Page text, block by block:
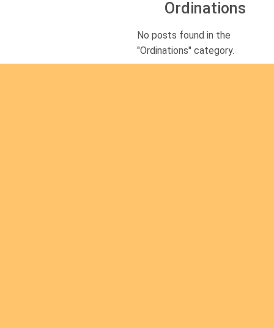
Ordinations
No posts found in the
"Ordinations" category.